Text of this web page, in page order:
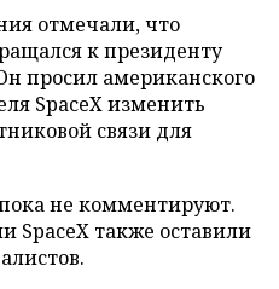
отмечали, что
к президенту
просил американского
SpaceX изменить
связи для
не комментируют.
SpaceX также оставили